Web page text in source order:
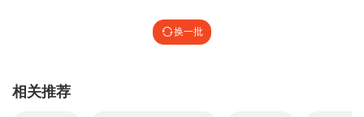
换一批
相关推荐